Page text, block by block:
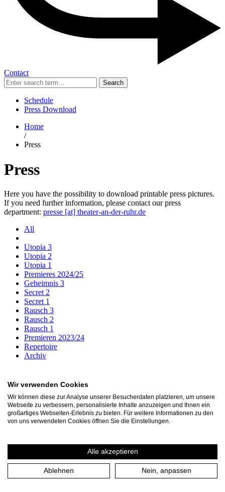
Contact
Search
Schedule
Press Download
Home
/
Press
Press
Here you have the possibility to download printable press pictures.
If you need further information, please contact our press
department: presse [​at​] theater-an-der-ruhr.de
All
Utopia 3
Utopia 2
Utopia 1
Premieres 2024/25
Geheimnis 3
Secret 2
Secret 1
Rausch 3
Rausch 2
Rausch 1
Premieren 2023/24
Repertoire
Archiv
Der zerbrochne Krug. Tambora
Peer Gynt
The Lime Works
The little prince
THEATER an der RUHR
Akazienallee 61
45478 Mülheim a. d. Ruhr
Wir verwenden Cookies
Wir können diese zur Analyse unserer Besucherdaten platzieren, um unsere
Webseite zu verbessern, personalisierte Inhalte anzuzeigen und Ihnen ein
großartiges Webseiten-Erlebnis zu bieten. Für weitere Informationen zu den
von uns verwendeten Cookies öffnen Sie die Einstellungen.
Alle akzeptieren
Ablehnen Nein, anpassen